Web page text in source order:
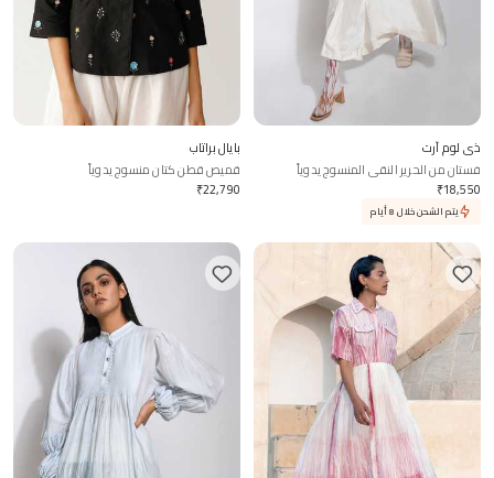
ذي لوم آرت
فستان من الحرير النقي المنسوج يدوياً
₹18,550
يتم الشحن خلال 8 أيام
بايال براتاب
قميص قطن كتان منسوج يدوياً
₹22,790